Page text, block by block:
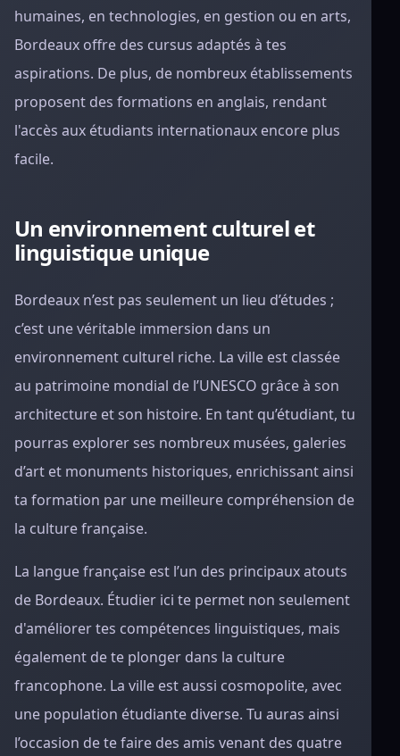
humaines, en technologies, en gestion ou en arts,
Bordeaux offre des cursus adaptés à tes
aspirations. De plus, de nombreux établissements
proposent des formations en anglais, rendant
l'accès aux étudiants internationaux encore plus
facile.
Un environnement culturel et
linguistique unique
Bordeaux n’est pas seulement un lieu d’études ;
c’est une véritable immersion dans un
environnement culturel riche. La ville est classée
au patrimoine mondial de l’UNESCO grâce à son
architecture et son histoire. En tant qu’étudiant, tu
pourras explorer ses nombreux musées, galeries
d’art et monuments historiques, enrichissant ainsi
ta formation par une meilleure compréhension de
la culture française.
La langue française est l’un des principaux atouts
de Bordeaux. Étudier ici te permet non seulement
d'améliorer tes compétences linguistiques, mais
également de te plonger dans la culture
francophone. La ville est aussi cosmopolite, avec
une population étudiante diverse. Tu auras ainsi
l’occasion de te faire des amis venant des quatre